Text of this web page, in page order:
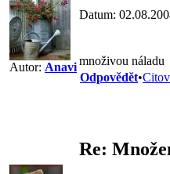
Autor: Anavi
Datum:
množivou náladu
Odpovědět•
Re: